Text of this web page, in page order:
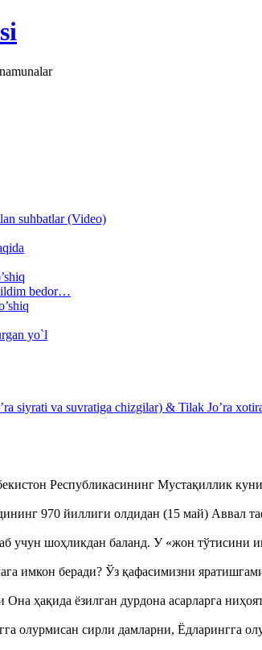
suhbatlar (Video)
bedor…
yo`l
siyrati va suvratiga chizgilar) & Tilak Jo’ra
Республикасининг Мустақиллик
970 йиллиги олдидан (15 май) Аввал
шоҳликдан баланд. У «жон тўтисини
имкон беради? Ўз қафасимизни
Она ҳақида ёзилган дурдона асарларга
олурмисан сирли дамларни, Ёдларингга